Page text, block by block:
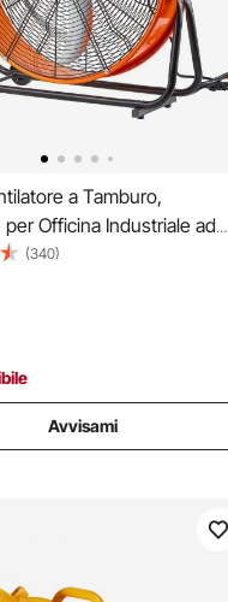
a Tamburo,
Officina Industriale ad
609 mm, 3 Velocità 8700
Regolabile 360°,
per Magazzino
(340)
Avvisami